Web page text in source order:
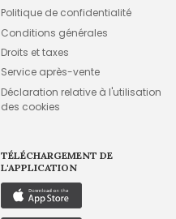
Politique de confidentialité
Conditions générales
Droits et taxes
Service après-vente
Déclaration relative à l'utilisation
des cookies
TÉLÉCHARGEMENT DE
L'APPLICATION